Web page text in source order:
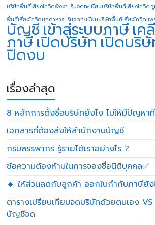
บริษัทพื้นที่เสี่ยงโควิดพังงา รับจดทะเบียนบริษัทพื้นที่เสี่ยงโควิดภู
พื้นที่เสี่ยงโควิดมุกดาหาร รับจดทะเบียนบริษัทพื้นที่เสี่ยงโควิดแพ
บัญชี เข้าสู่ระบบภาษี เค
ภาษีเปิดบริษัทเปิดบริ
ปิดงบ
เรื่องล่าสุด
8 หลักการตั้งชื่อบริษัทยังไง ไม่ให้มีปัญหา
เอกสารที่ต้องส่งให้สำนักงานบัญชี
กรมสรรพากร รู้รายได้เราอย่างไร ?
ข้อความต้องห้ามในการจองชื่อนิติบุคคล✅
🔸 ให้ส่วนลดกับลูกค้า ออกใบกำกับภาษียัง
ตารางเปรียบเทียบจดบริษัทด้วยตนเอง
บัญชีจด